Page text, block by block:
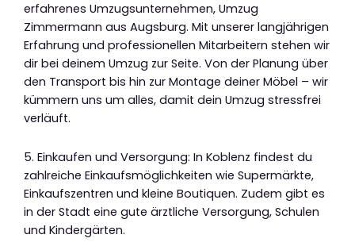
erfahrenes Umzugsunternehmen, Umzug
Zimmermann aus Augsburg. Mit unserer langjährigen
Erfahrung und professionellen Mitarbeitern stehen wir
dir bei deinem Umzug zur Seite. Von der Planung über
den Transport bis hin zur Montage deiner Möbel – wir
kümmern uns um alles, damit dein Umzug stressfrei
verläuft.
5. Einkaufen und Versorgung: In Koblenz findest du
zahlreiche Einkaufsmöglichkeiten wie Supermärkte,
Einkaufszentren und kleine Boutiquen. Zudem gibt es
in der Stadt eine gute ärztliche Versorgung, Schulen
und Kindergärten.